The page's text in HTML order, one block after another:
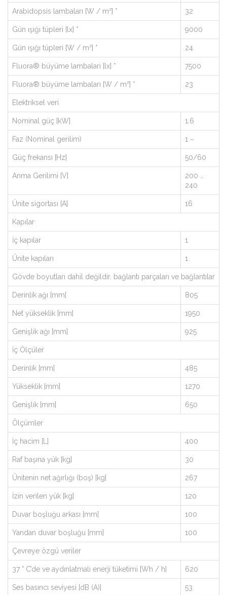
Arabidopsis lambaları [W / m²] * 32
Gün ışığı tüpleri [lx] * 9000
Gün ışığı tüpleri [W / m²] * 24
Fluora® büyüme lambaları [lx] * 7500
Fluora® büyüme lambaları [W / m²] * 23
Elektriksel veri
Nominal güç [kW] 1.6
Faz (Nominal gerilim) 1 ~
Güç frekansı [Hz] 50/60
Anma Gerilimi [V]
200 …
240
Ünite sigortası [A] 16
Kapılar
İç kapılar 1
Ünite kapıları 1
Gövde boyutları dahil değildir. bağlantı parçaları ve bağlantılar
Derinlik ağı [mm] 805
Net yükseklik [mm] 1950
Genişlik ağı [mm] 925
İç Ölçüler
Derinlik [mm] 485
Yükseklik [mm] 1270
Genişlik [mm] 650
Ölçümler
İç hacim [L] 400
Raf başına yük [kg] 30
Ünitenin net ağırlığı (boş) [kg] 267
İzin verilen yük [kg] 120
Duvar boşluğu arkası [mm] 100
Yandan duvar boşluğu [mm] 100
Çevreye özgü veriler
37 ° C’de ve aydınlatmalı enerji tüketimi [Wh / h] 620
Ses basıncı seviyesi [dB (A)] 53